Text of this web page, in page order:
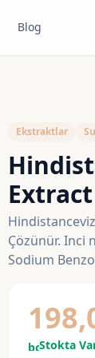
Blog
Ekstraktlar
Extract
Çözünür. Inci
Sodium
boltStokta